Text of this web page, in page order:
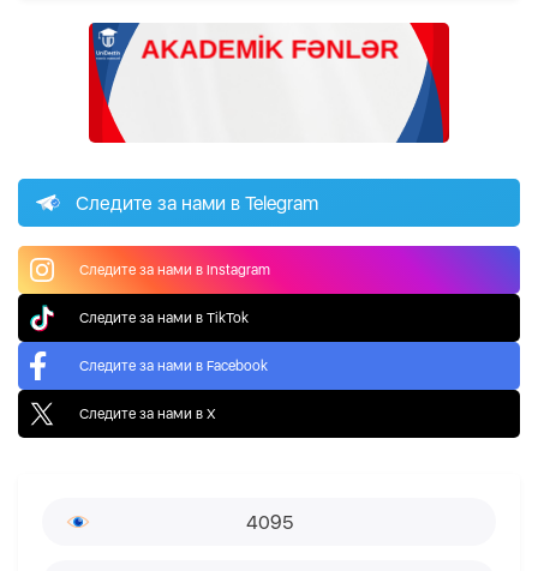
Следите за нами в Telegram
Следите за нами в Instagram
Следите за нами в TikTok
Следите за нами в Facebook
Следите за нами в X
4095